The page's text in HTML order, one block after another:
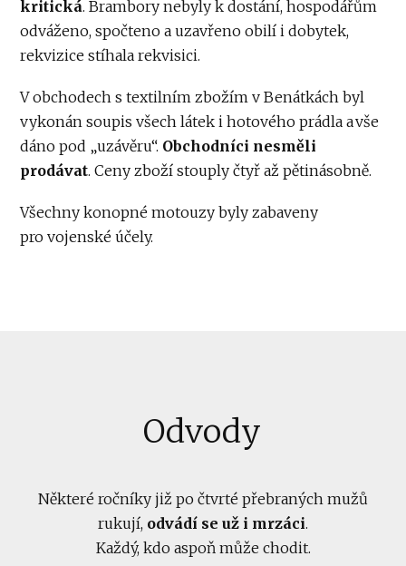
kritická. Brambory nebyly k dostání, hospodářům
odváženo, spočteno a uzavřeno obilí i dobytek,
rekvizice stíhala rekvisici.
V obchodech s textilním zbožím v Benátkách byl
vykonán soupis všech látek i hotového prádla a vše
dáno pod „uzávěru“. Obchodníci nesměli
prodávat. Ceny zboží stouply čtyř až pětinásobně.
Všechny konopné motouzy byly zabaveny
pro vojenské účely.
Odvody
Některé ročníky již po čtvrté přebraných mužů
rukují, odvádí se už i mrzáci.
Každý, kdo aspoň může chodit.